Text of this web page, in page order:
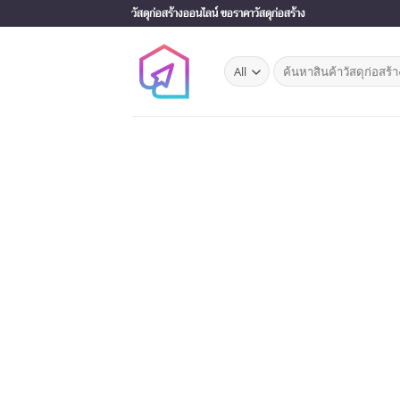
to
วัสดุก่อสร้างออนไลน์ ขอราคาวัสดุก่อสร้าง
Search
for: